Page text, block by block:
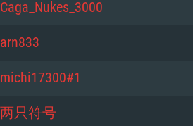
Caga_Nukes_3000
arn833
michi17300#1
两只符号